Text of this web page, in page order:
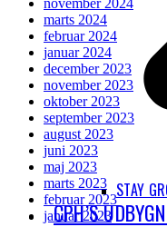
STAY
CPH’S
november 2024
marts 2024
februar 2024
januar 2024
december 2023
november 2023
oktober 2023
september 2023
august 2023
juni 2023
maj 2023
marts 2023
februar 2023
januar 2023